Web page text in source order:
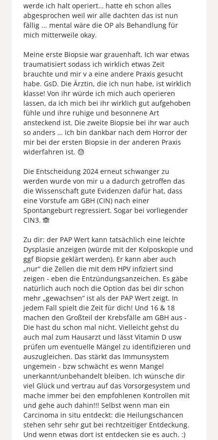
werde ich halt operiert… hatte eh schon alles
abgesprochen weil wir alle dachten das ist nun
fällig ... mental wäre die OP als Behandlung für
mich mitterweile okay.
Meine erste Biopsie war grauenhaft. Ich war etwas
traumatisiert sodass ich wirklich etwas Zeit
brauchte und mir v a eine andere Praxis gesucht
habe. GsD. Die Ärztin, die ich nun habe, ist wirklich
klasse! Von ihr würde ich mich auch operieren
lassen, da ich mich bei ihr wirklich gut aufgehoben
fühle und ihre ruhige und besonnene Art
ansteckend ist. Die zweite Biopsie bei ihr war auch
so anders … ich bin dankbar nach dem Horror der
mir bei der ersten Biopsie in der anderen Praxis
widerfahren ist. 😓
Die Entscheidung 2024 erneut schwanger zu
werden wurde von mir u a dadurch getroffen das
die Wissenschaft gute Evidenzen dafür hat, dass
eine Vorstufe am GBH (CIN) nach einer
Spontangeburt regressiert. Sogar bei vorliegender
CIN3. 🙈
Zu dir: der PAP Wert kann tatsächlich eine leichte
Dysplasie anzeigen (würde mit der Kolposkopie und
ggf Biopsie geklärt werden). Er kann aber auch
„nur“ die Zellen die mit dem HPV infiziert sind
zeigen - eben die Entzündungsanzeichen. Es gäbe
natürlich auch noch die Option das bei dir schon
mehr „gewachsen“ ist als der PAP Wert zeigt. In
jedem Fall spielt die Zeit für dich! Und 16 & 18
machen den Großteil der Krebsfälle am GBH aus -
Die hast du schon mal nicht. Vielleicht gehst du
auch mal zum Hausarzt und lässt Vitamin D usw
prüfen um eventuelle Mängel zu identifizieren und
auszugleichen. Das stärkt das Immunsystem
ungemein - bzw schwächt es wenn Mangel
unerkannt/unbehandelt bleiben. Ich wünsche dir
viel Glück und vertrau auf das Vorsorgesystem und
mache immer bei den empfohlenen Kontrollen mit
und gehe auch dahin!!! Selbst wenn man ein
Carcinoma in situ entdeckt: die Heilungschancen
stehen sehr sehr gut bei rechtzeitiger Entdeckung.
Und wenn etwas dort ist entdecken sie es auch. :)